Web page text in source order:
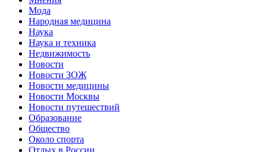
Мода
Народная медицина
Наука
Наука и техника
Недвижимость
Новости
Новости ЗОЖ
Новости медицины
Новости Москвы
Новости путешествий
Образование
Общество
Около спорта
Отдых в России